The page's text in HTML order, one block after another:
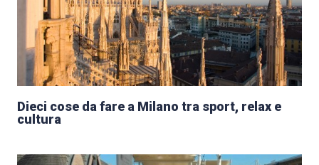
Dieci cose da fare a Milano tra sport, relax e
cultura